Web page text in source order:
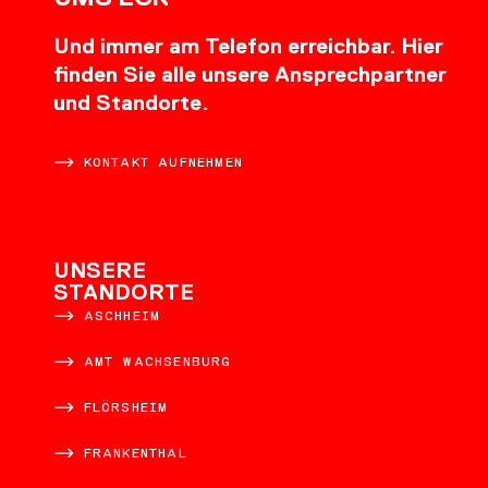
Und immer am Telefon erreichbar. Hier
finden Sie alle unsere Ansprechpartner
und Standorte.
KONTAKT AUFNEHMEN
UNSERE
STANDORTE
ASCHHEIM
AMT WACHSENBURG
FLÖRSHEIM
FRANKENTHAL